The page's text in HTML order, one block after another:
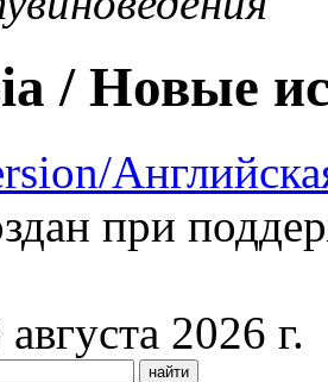
/ Новые
при
2026 г.